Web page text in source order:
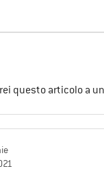
questo articolo a